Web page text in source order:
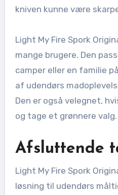
kniven kunne være
Light My Fire Spork
mange brugere. Den
camper eller en familie
af udendørs
Den er også velegnet,
og tage et grønnere valg.
Afsluttende
Light My Fire Spork
løsning til udendørs